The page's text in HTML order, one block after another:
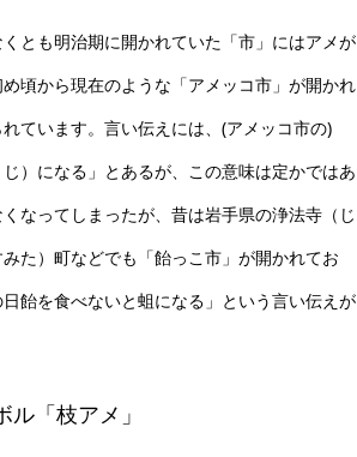
とも明治期に開かれていた「市」にはアメが
頃から現在のような「アメッコ市」が開かれ
ています。言い伝えには、(アメッコ市の)
じ）になる」とあるが、この意味は定かではあ
なってしまったが、昔は岩手県の浄法寺（じ
た）町などでも「飴っこ市」が開かれてお
飴を食べないと蛆になる」という言い伝えが
「枝アメ」